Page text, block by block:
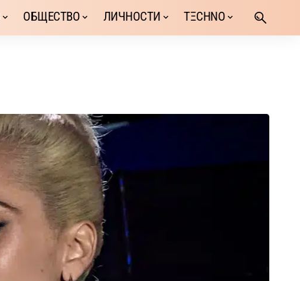
ОБЩЕСТВО ЛИЧНОСТИ TΞCHNO